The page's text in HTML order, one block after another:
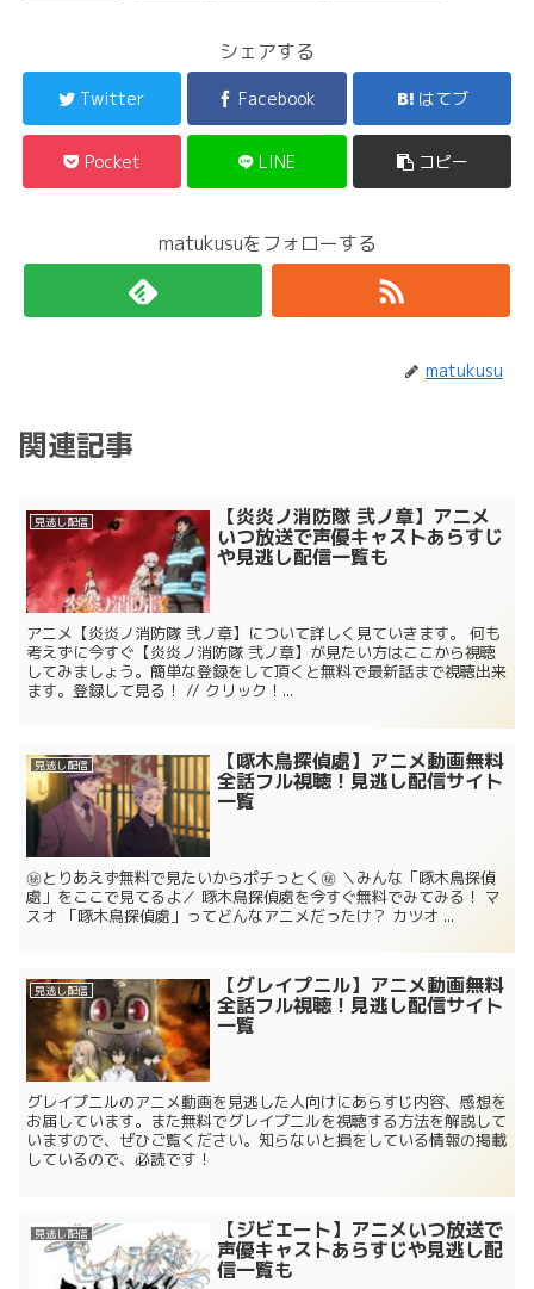
シェアする
Twitter Facebook はてブ
Pocket LINE コピー
matukusuをフォローする
matukusu
関連記事
見逃し配信 【炎炎ノ消防隊 弐ノ章】アニメ
いつ放送で声優キャストあらすじ
や見逃し配信一覧も
アニメ【炎炎ノ消防隊 弐ノ章】について詳しく見ていきます。 何も
考えずに今すぐ【炎炎ノ消防隊 弐ノ章】が見たい方はここから視聴
してみましょう。簡単な登録をして頂くと無料で最新話まで視聴出来
ます。登録して見る！ // クリック！...
見逃し配信 【啄木鳥探偵處】アニメ動画無料
全話フル視聴！見逃し配信サイト
一覧
㊙とりあえず無料で見たいからポチっとく㊙ ＼みんな「啄木鳥探偵
處」をここで見てるよ／ 啄木鳥探偵處を今すぐ無料でみてみる！ マ
スオ 「啄木鳥探偵處」ってどんなアニメだったけ？ カツオ ...
見逃し配信 【グレイプニル】アニメ動画無料
全話フル視聴！見逃し配信サイト
一覧
グレイプニルのアニメ動画を見逃した人向けにあらすじ内容、感想を
お届しています。また無料でグレイプニルを視聴する方法を解説して
いますので、ぜひご覧ください。知らないと損をしている情報の掲載
しているので、必読です！
見逃し配信 【ジビエート】アニメいつ放送で
声優キャストあらすじや見逃し配
信一覧も